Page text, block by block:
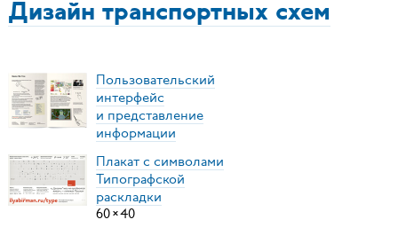
Дизайн транспортных схем
Пользовательский
интерфейс
и представление
информации
Плакат с символами
Типографской
раскладки
60×40